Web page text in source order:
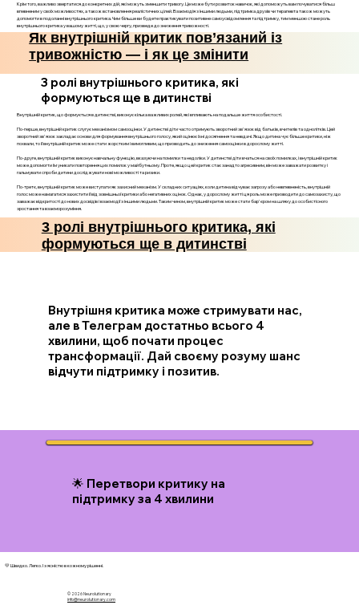
Крім того, важливо звертатися до конкретних дій, які можуть зменшити тривогу. Це може бути розвиток навичок, які допоможуть вам почуватися більш
впевненим у своїх можливостях, а також встановлення реалістичних цілей. Взаємодія з іншими людьми, підтримка друзів чи терапевта також можуть
допомогти в подоланні внутрішнього критика. Чим більше ви будете практикувати позитивне самоусвідомлення та підтримку, тим меншою стане роль
внутрішнього критика у вашому житті, що, у свою чергу, призведе до зниження тривожності.
Як внутрішній критик пов’язаний із
тривожністю — і як це змінити
3 ролі внутрішнього критика, які
формуються ще в дитинстві
Внутрішній критик, що формується в дитинстві, виконує кілька важливих ролей, які впливають на подальше життя особистості.
По-перше, внутрішній критик слугує механізмом самооцінки. У дитинстві діти часто отримують зворотний зв'язок від батьків, вчителів та однолітків. Цей
зворотний зв'язок закладає основи для формування внутрішнього голосу, який оцінює їхні досягнення та невдачі. Якщо дитина чує більше критики, ніж
похвали, то її внутрішній критик може стати жорстким і вимогливим, що призводить до зниження самооцінки в дорослому житті.
По-друге, внутрішній критик виконує навчальну функцію, вказуючи на помилки та недоліки. У дитинстві діти вчаться на своїх помилках, і внутрішній критик
може допомогти їм уникати повторення цих помилок у майбутньому. Проте, якщо цей критик стає занадто агресивним, він може заважати розвитку і
гальмувати спроби дитини досліджувати нові можливості та ризики.
По-третє, внутрішній критик може виступати як захисний механізм. У складних ситуаціях, коли дитина відчуває загрозу або невпевненість, внутрішній
голос може намагатися захистити її від зовнішньої критики або негативних оцінок. Однак, у дорослому житті ця роль може призводити до самозахисту, що
заважає відкритості до нових досвідів і взаємодії з іншими людьми. Таким чином, внутрішній критик може стати бар'єром на шляху до особистісного
зростання та взаєморозуміння.
3 ролі внутрішнього критика, які
формуються ще в дитинстві
Внутрішня критика може стримувати нас,
але в Телеграм достатньо всього 4
хвилини, щоб почати процес
трансформації. Дай своєму розуму шанс
відчути підтримку і позитив.
🌟 Перетвори критику на
підтримку за 4 хвилини
💛 Швидко. Легко. І з ясністю в кожному рішенні.
© 2026 Neurolutionary
info@neurolutionary.com